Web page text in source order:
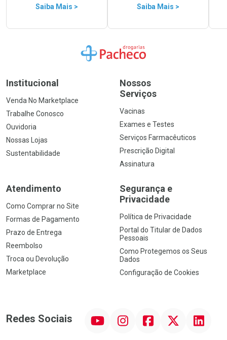
Saiba Mais > Saiba Mais >
Ir para a Home
Institucional
Venda No Marketplace
Trabalhe Conosco
Ouvidoria
Nossas Lojas
Sustentabilidade
Nossos
Serviços
Vacinas
Exames e Testes
Serviços Farmacêuticos
Prescrição Digital
Assinatura
Atendimento
Como Comprar no Site
Formas de Pagamento
Prazo de Entrega
Reembolso
Troca ou Devolução
Marketplace
Segurança e
Privacidade
Política de Privacidade
Portal do Titular de Dados
Pessoais
Como Protegemos os Seus
Dados
Configuração de Cookies
Redes Sociais InstagramFacebook Linkedin